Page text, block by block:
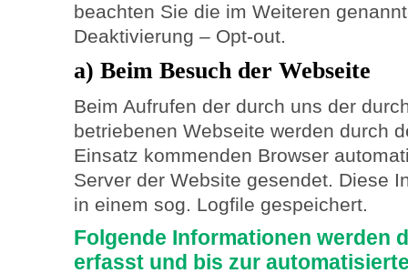
beachten Sie die im Weiteren
Deaktivierung – Opt-out.
a) Beim Besuch der Webseite
Beim Aufrufen der durch uns der
betriebenen Webseite werden durch
Einsatz kommenden Browser
Server der Website gesendet. Diese
in einem sog. Logfile gespeichert.
Folgende Informationen werden
erfasst und bis zur